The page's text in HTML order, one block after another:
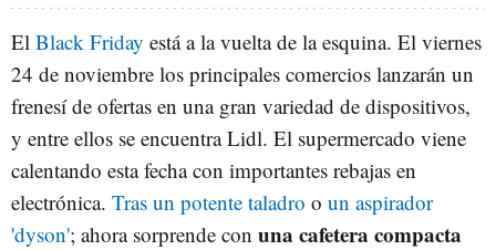
El Black Friday está a la vuelta de la esquina. El viernes
24 de noviembre los principales comercios lanzarán un
frenesí de ofertas en una gran variedad de dispositivos,
y entre ellos se encuentra Lidl. El supermercado viene
calentando esta fecha con importantes rebajas en
electrónica. Tras un potente taladro o un aspirador
'dyson'; ahora sorprende con una cafetera compacta